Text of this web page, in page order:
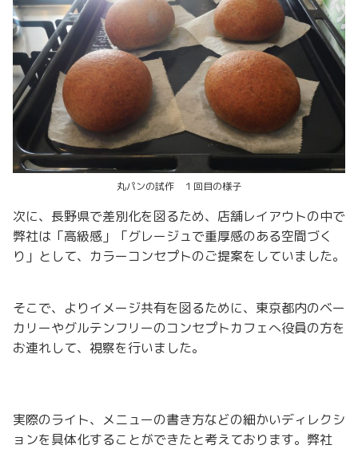
丸パンの試作 １回目の様子
次に、長野県で差別化を図るため、店舗レイアウトの中で
弊社は「高級感」「グレージュで重厚感のある空間づく
り」として、カラーコンセプトのご提案をしていました。
そこで、よりイメージ共有を図るために、東京都内のベー
カリーやグルテンフリーのコンセプトカフェへ役員の方を
お連れして、視察を行いました。
実際のライト、メニューの書き方などの細かいディレクシ
ョンを具体化することができたと考えております。弊社